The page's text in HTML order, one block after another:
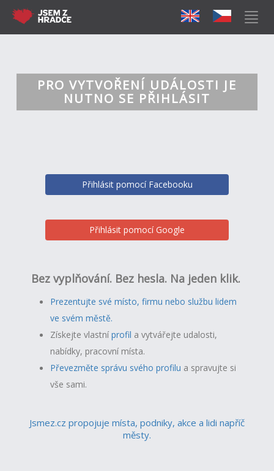
PRO VYTVOŘENÍ UDÁLOSTI JE
NUTNO SE PŘIHLÁSIT
Přihlásit pomocí Facebooku
Přihlásit pomocí Google
Bez vyplňování. Bez hesla. Na jeden klik.
Prezentujte své místo, firmu nebo službu lidem
ve svém městě.
Získejte vlastníprofil a vytvářejte udalosti,
nabídky, pracovní místa.
Převezměte správu svého profilu a spravujte si
vše sami.
Jsmez.cz propojuje místa, podniky, akce a lidi napříč
městy.